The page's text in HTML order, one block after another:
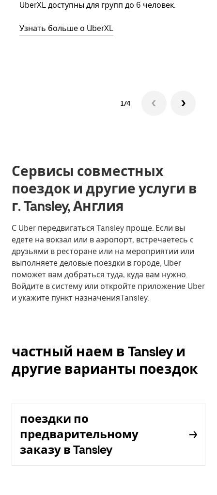
UberXL доступны для групп до 6 человек.
Узнать больше о UberXL
1/4
Сервисы совместных
поездок и другие услуги в
г. Tansley, Англия
С Uber передвигаться Tansley проще. Если вы
едете на вокзал или в аэропорт, встречаетесь с
друзьями в ресторане или на мероприятии или
выполняете деловые поездки в городе, Uber
поможет вам добраться туда, куда вам нужно.
Войдите в систему или откройте приложение Uber
и укажите пункт назначенияTansley.
частный наем в Tansley и
другие варианты поездок
поездки по
предварительному
заказу в Tansley